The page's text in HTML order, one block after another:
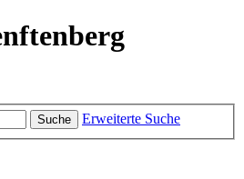
Suche Erweiterte Suche